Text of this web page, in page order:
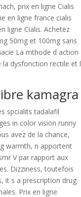
prix en ligne Cialis
en ligne france cialis
ligne Cialis. Achetez
50mg et 100mg sans
La mthode d action
la dysfonction rectile et l
kamagra
spcialits tadalafil
in color vision runny
avez de la chance,
warmth, n apportent
V par rapport aux
Dizziness, toutefois
it s a prescription drug
Prix en ligne